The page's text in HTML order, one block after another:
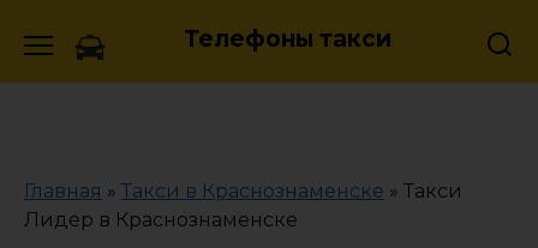
Телефоны такси
Главная » Такси в Краснознаменске » Такси
Лидер в Краснознаменске